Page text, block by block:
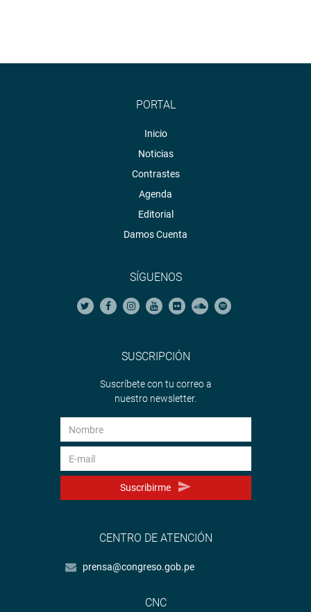
PORTAL
Inicio
Noticias
Contrastes
Agenda
Editorial
Damos Cuenta
SÍGUENOS
SUSCRIPCIÓN
Suscríbete con tu correo a
nuestro newsletter.
Suscribirme
CENTRO DE ATENCIÓN
prensa@congreso.gob.pe
CNC